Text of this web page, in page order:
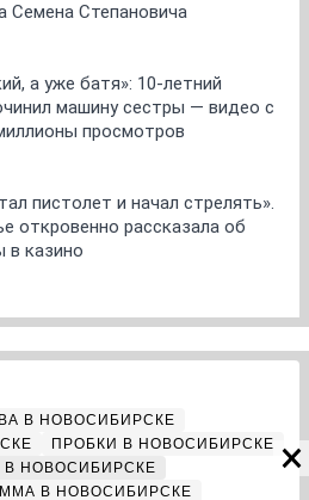
Семена Степановича
а уже батя»: 10-летний
машину сестры — видео с
просмотров
пистолет и начал стрелять».
откровенно рассказала об
в казино
В НОВОСИБИРСКЕ
ПРОБКИ В НОВОСИБИРСКЕ
НОВОСИБИРСКЕ
В НОВОСИБИРСКЕ